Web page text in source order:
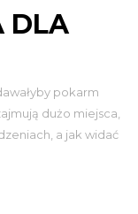
DLA
pokarm
dużo miejsca,
a jak widać